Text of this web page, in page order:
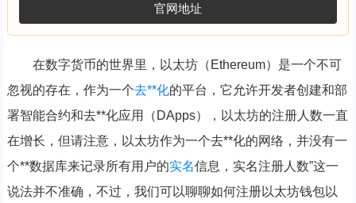
官网地址
在数字货币的世界里，以太坊（Ethereum）是一个不可
忽视的存在，作为一个去**化的平台，它允许开发者创建和部
署智能合约和去**化应用（DApps），以太坊的注册人数一直
在增长，但请注意，以太坊作为一个去**化的网络，并没有一
个**数据库来记录所有用户的实名信息，实名注册人数”这一
说法并不准确，不过，我们可以聊聊如何注册以太坊钱包以